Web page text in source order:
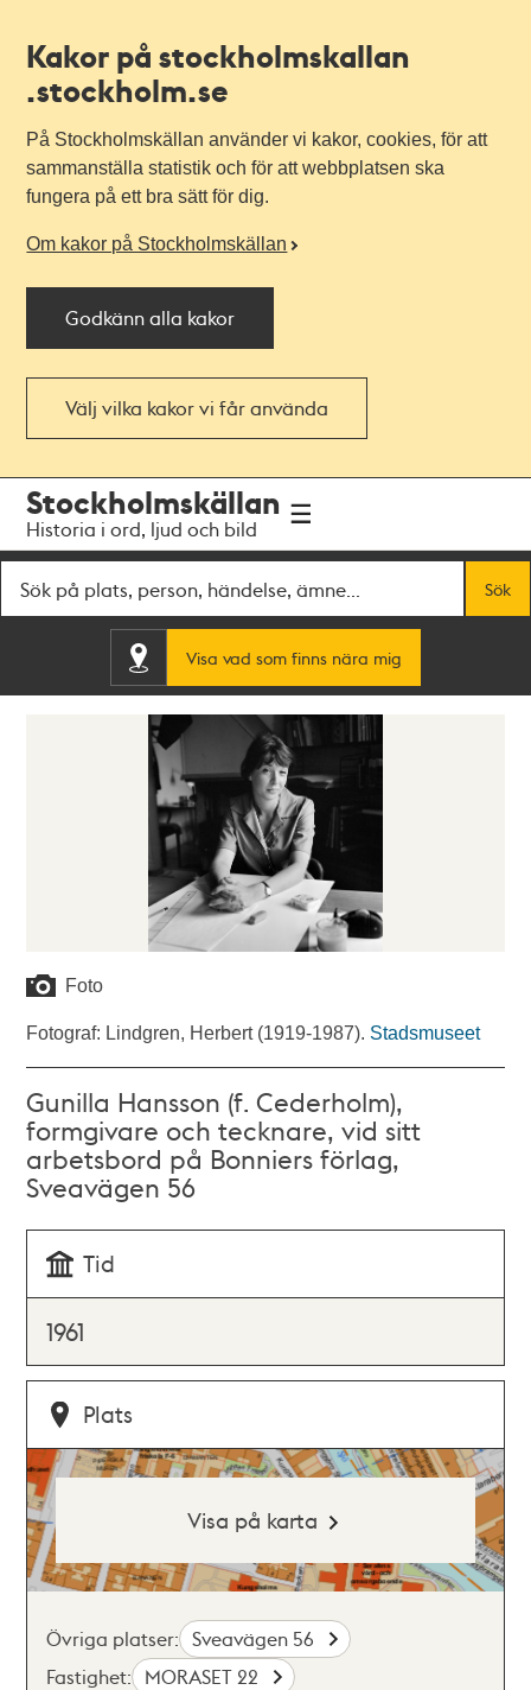
Kakor på stockholmskallan
.stockholm.se
På Stockholmskällan använder vi kakor, cookies, för att
sammanställa statistik och för att webbplatsen ska
fungera på ett bra sätt för dig.
Om kakor på Stockholmskällan
Godkänn alla kakor
Välj vilka kakor vi får använda
navigationen
huvudinnehållet
Stockholmskällan
Historia i ord, ljud och bild
Sök
Visa vad som finns nära mig
Foto
Fotograf: Lindgren, Herbert (1919-1987). Stadsmuseet
Gunilla Hansson (f. Cederholm),
formgivare och tecknare, vid sitt
arbetsbord på Bonniers förlag,
Sveavägen 56
Tid
1961
Plats
Visa på karta
Övriga platser: Sveavägen 56
Fastighet: MORASET 22